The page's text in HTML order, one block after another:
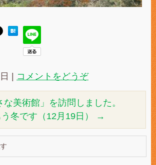
コメントをどうぞ
な美術館」を訪問しました。
冬です（12月19日）
→